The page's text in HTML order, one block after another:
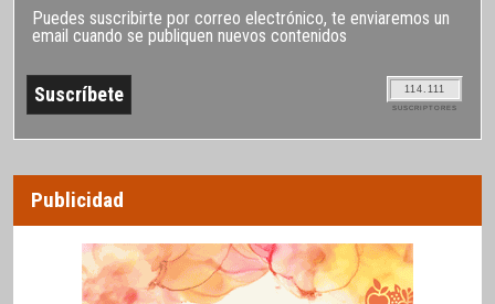
Puedes suscribirte por correo electrónico, te enviaremos un
email cuando se publiquen nuevos contenidos
114.111
SUSCRIPTORES
Publicidad